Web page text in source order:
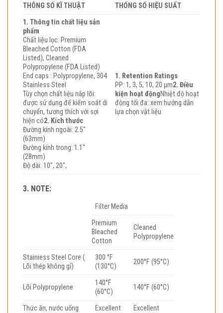
THÔNG SỐ KĨ THUẬT
THỐNG SỐ HIỆU SUẤT
1. Thông tin chất liệu sản
phẩm
Chất liệu lọc: Premium
Bleached Cotton (FDA
Listed), Cleaned
Polypropylene (FDA Listed)
End caps : Polypropylene, 304
Stainless Steel
Tùy chọn chất liệu nắp lõi:
được sử dụng để kiểm soát di
chuyển, tương thích với sợi
hiện có2. Kích thước
Đường kính ngoài: 2.5″
(63mm)
Đường kính trong: 1.1″
(28mm)
Độ dài: 10″, 20″,
1. Retention Ratings
PP: 1, 3, 5, 10, 20 µm2. Điều
kiện hoạt độngNhiệt độ hoạt
động tối đa: xem hướng dẫn
lựa chọn vật liệu
3. NOTE:
Filter Media
Premium
Bleached
Cotton
Cleaned
Polypropylene
Stainiess Steel Core (
Lõi thép không gỉ)
300 °F
(130°C)
200°F (95°C)
Lõi Polypropylene
140°F
(60°C)
140°F (60°C)
Thức ăn, nước uống Excellent Excellent